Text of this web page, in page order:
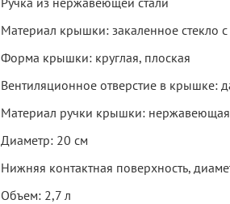
Материал крышки: закаленное стекло
Форма крышки: круглая, плоская
Вентиляционное отверстие в крышке:
Материал ручки крышки: нержавеющая
Диаметр: 20 см
Нижняя контактная поверхность,
Объем: 2,7 л